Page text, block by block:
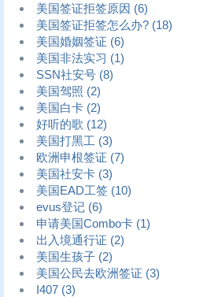
美国签证拒签原因 (6)
美国签证拒签怎么办? (18)
美国婚姻签证 (6)
美国非法实习 (1)
SSN社安号 (8)
美国驾照 (2)
美国白卡 (2)
好听的歌 (12)
美国打黑工 (3)
欧洲申根签证 (7)
美国社安卡 (3)
美国EAD工签 (10)
evus登记 (6)
申请美国Combo卡 (1)
出入境通行证 (2)
美国生孩子 (2)
美国公民去欧洲签证 (3)
I407 (3)